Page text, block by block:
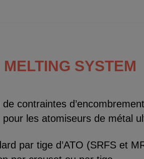
SYSTEM
contraintes d’encombrement
les atomiseurs de métal
par tige d’ATO (SRFS et